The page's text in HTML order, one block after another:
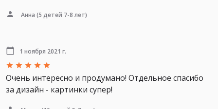
Анна (5 детей 7-8 лет)
1 ноября 2021 г.
Очень интересно и продумано! Отдельное спасибо
за дизайн - картинки супер!